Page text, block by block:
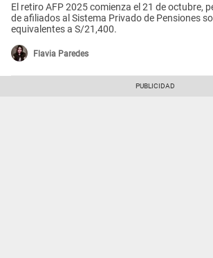
El retiro AFP 2025 comienza el 21 de octubre,
de afiliados al Sistema Privado de Pensiones
equivalentes a S/21,400.
Flavia Paredes